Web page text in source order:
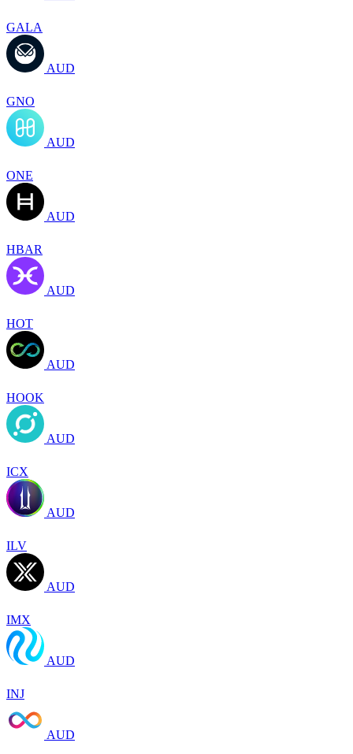
GALA
AUD
GNO
AUD
ONE
AUD
HBAR
AUD
HOT
AUD
HOOK
AUD
ICX
AUD
ILV
AUD
IMX
AUD
INJ
AUD